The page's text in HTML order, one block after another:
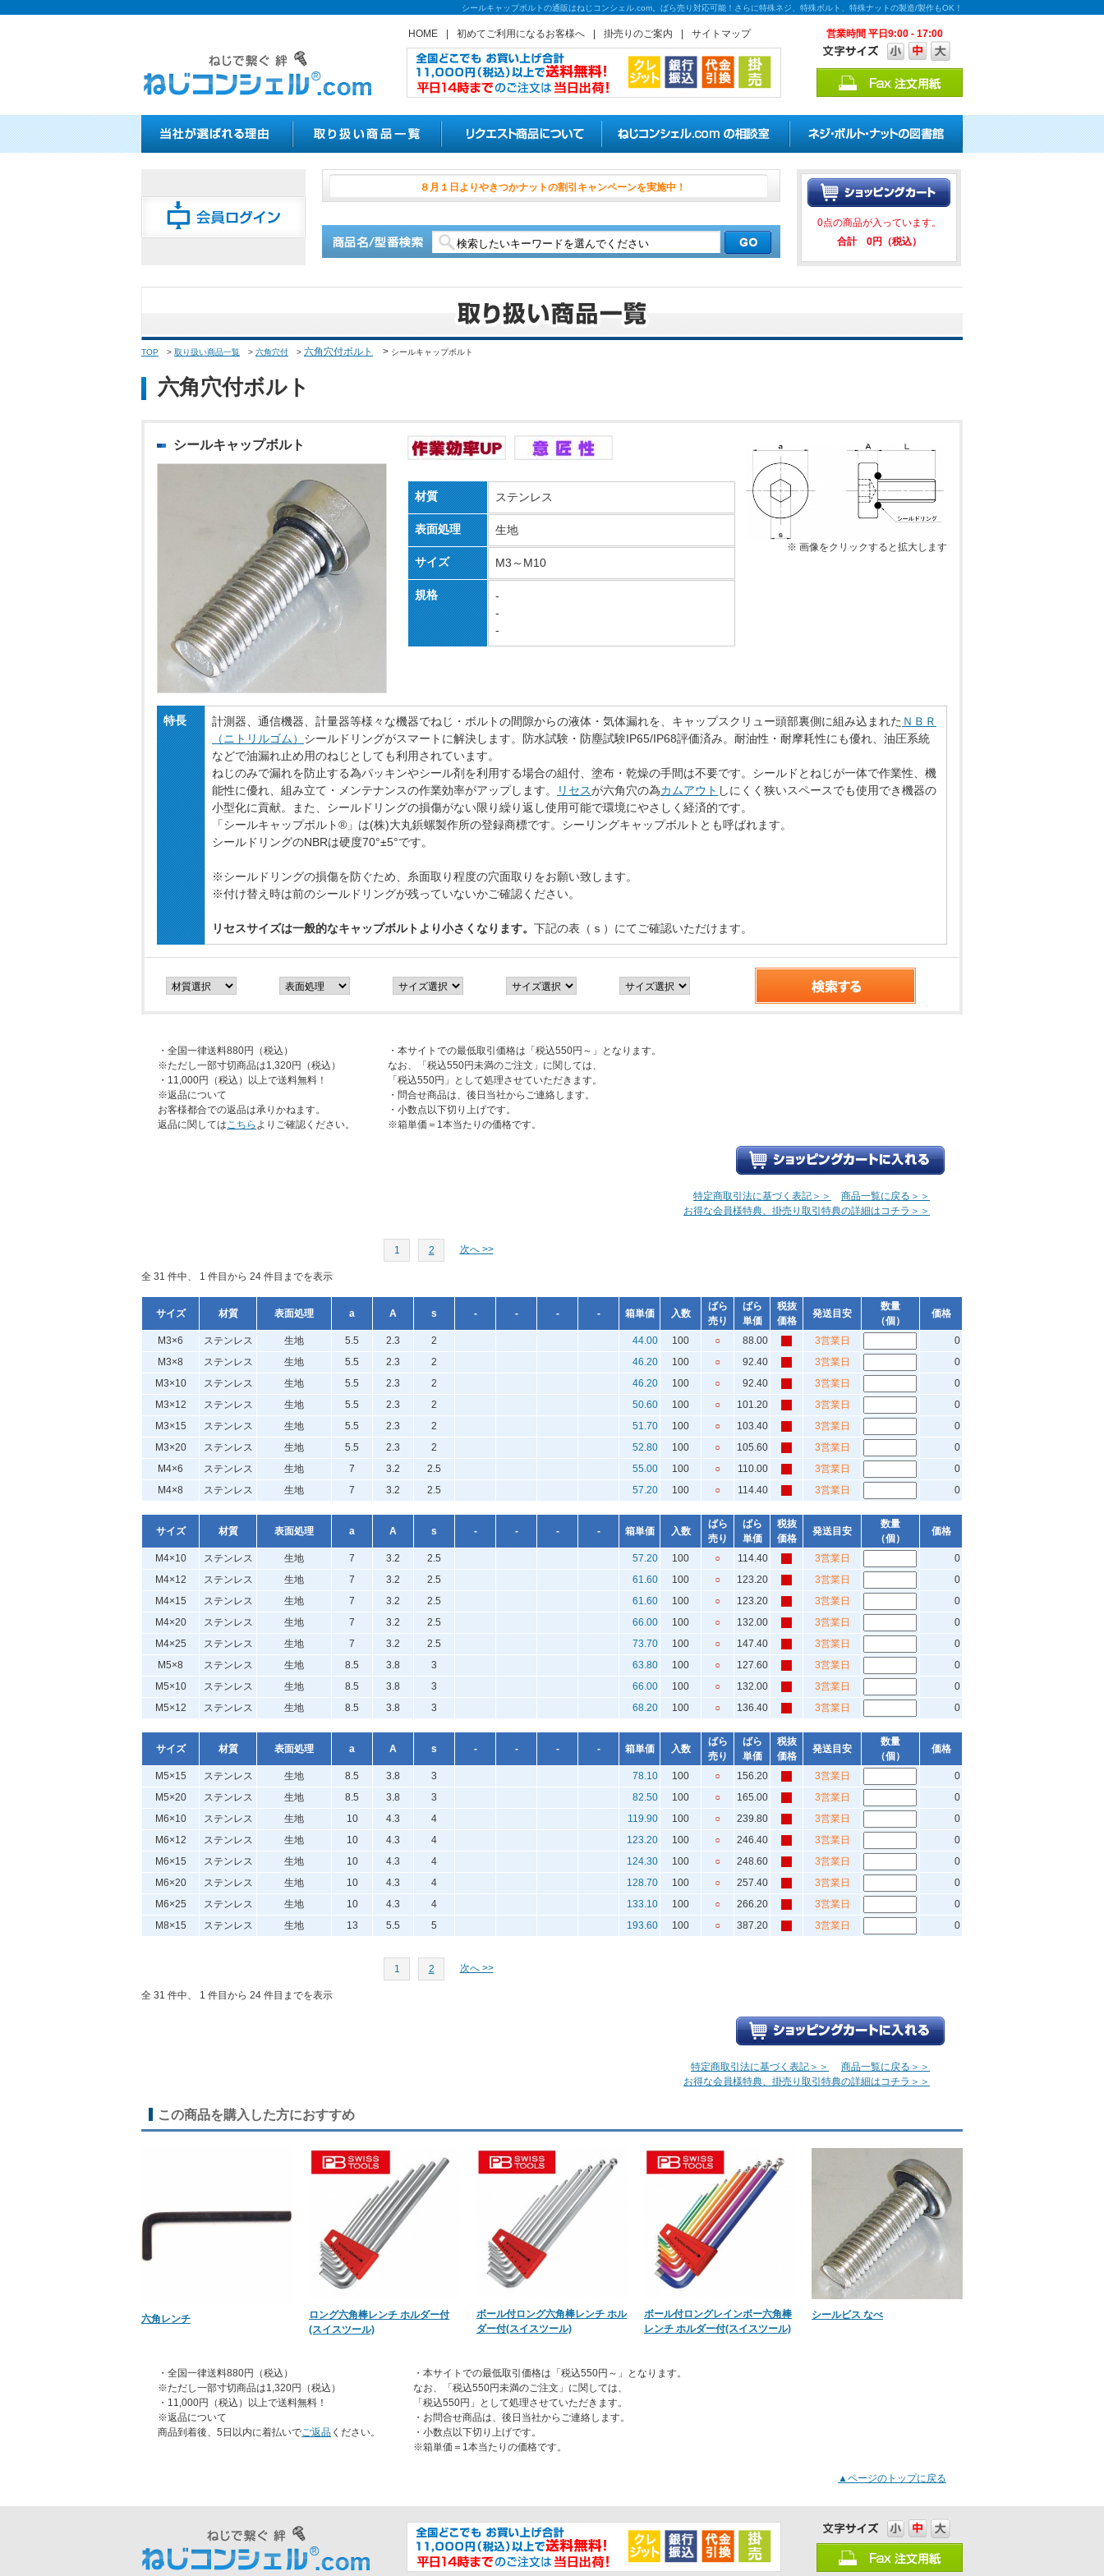
シールキャップボルトの通販はねじコンシェル.com。ばら売り対応可能！さらに特殊ネジ、特殊ボルト、特殊ナットの製造/製作もOK！
HOME 初めてご利用になるお客様へ 掛売りのご案内 サイトマップ 営業時間 平日9:00 - 17:00
８月１日よりやきつかナットの割引キャンペーンを実施中！
0点の商品が入っています。
合計 0円（税込）
TOP > 取り扱い商品一覧 > 六角穴付 > 六角穴付ボルト > シールキャップボルト
六角穴付ボルト
シールキャップボルト
材質 ステンレス
表面処理 生地
サイズ M3～M10
規格
-
-
-
※ 画像をクリックすると拡大します
特長 計測器、通信機器、計量器等様々な機器でねじ・ボルトの間隙からの液体・気体漏れを、キャップスクリュー頭部裏側に組み込まれた ＮＢＲ
（ニトリルゴム） シールドリングがスマートに解決します。防水試験・防塵試験IP65/IP68評価済み。耐油性・耐摩耗性にも優れ、油圧系統
などで油漏れ止め用のねじとしても利用されています。
ねじのみで漏れを防止する為パッキンやシール剤を利用する場合の組付、塗布・乾燥の手間は不要です。シールドとねじが一体で作業性、機
能性に優れ、組み立て・メンテナンスの作業効率がアップします。
リセスが六角穴の為カムアウト しにくく狭いスペースでも使用でき機器の
小型化に貢献。また、シールドリングの損傷がない限り繰り返し使用可能で環境にやさしく経済的です。
「シールキャップボルト®」は(株)大丸鋲螺製作所の登録商標です。シーリングキャップボルトとも呼ばれます。
シールドリングのNBRは硬度70°±5°です。
※シールドリングの損傷を防ぐため、糸面取り程度の穴面取りをお願い致します。
※付け替え時は前のシールドリングが残っていないかご確認ください。
リセスサイズは一般的なキャップボルトより小さくなります。 下記の表（ｓ）にてご確認いただけます。
・全国一律送料880円（税込）
※ただし一部寸切商品は1,320円（税込）
・11,000円（税込）以上で送料無料！
※返品について
お客様都合での返品は承りかねます。
返品に関してはこちら よりご確認ください。
・本サイトでの最低取引価格は「税込550円～」となります。
なお、「税込550円未満のご注文」に関しては、
「税込550円」として処理させていただきます。
・問合せ商品は、後日当社からご連絡します。
・小数点以下切り上げです。
※箱単価＝1本当たりの価格です。
特定商取引法に基づく表記＞＞
商品一覧に戻る＞＞
お得な会員様特典、掛売り取引特典の詳細はコチラ＞＞
1 2 次へ >>
全 31 件中、 1 件目から 24 件目までを表示
サイズ 材質 表面処理 a A s - - - - 箱単価 入数
ばら
売り
ばら
単価
税抜
価格
発送目安
数量
（個）
価格
M3×6 ステンレス 生地 5.5 2.3 2 44.00 100 ○ 88.00 3営業日
0
M3×8
ステンレス 生地 5.5 2.3 2 46.20 100 ○ 92.40 3営業日
0
M3×10
ステンレス 生地 5.5 2.3 2 46.20 100 ○ 92.40 3営業日
0
M3×12
ステンレス 生地 5.5 2.3 2 50.60 100 ○ 101.20 3営業日
0
M3×15
ステンレス 生地 5.5 2.3 2 51.70 100 ○ 103.40 3営業日
0
M3×20
ステンレス 生地 5.5 2.3 2 52.80 100 ○ 105.60 3営業日
0
M4×6
ステンレス 生地 7 3.2 2.5 55.00 100 ○ 110.00 3営業日
0
M4×8
ステンレス 生地 7 3.2 2.5 57.20 100 ○ 114.40 3営業日 0
サイズ 材質 表面処理 a A s - - - - 箱単価 入数
ばら
売り
ばら
単価
税抜
価格
発送目安
数量
（個）
価格
M4×10 ステンレス 生地 7 3.2 2.5 57.20 100 ○ 114.40 3営業日
0
M4×12
ステンレス 生地 7 3.2 2.5 61.60 100 ○ 123.20 3営業日
0
M4×15
ステンレス 生地 7 3.2 2.5 61.60 100 ○ 123.20 3営業日
0
M4×20
ステンレス 生地 7 3.2 2.5 66.00 100 ○ 132.00 3営業日
0
M4×25
ステンレス 生地 7 3.2 2.5 73.70 100 ○ 147.40 3営業日
0
M5×8
ステンレス 生地 8.5 3.8 3 63.80 100 ○ 127.60 3営業日
0
M5×10
ステンレス 生地 8.5 3.8 3 66.00 100 ○ 132.00 3営業日
0
M5×12
ステンレス 生地 8.5 3.8 3 68.20 100 ○ 136.40 3営業日 0
サイズ 材質 表面処理 a A s - - - - 箱単価 入数
ばら
売り
ばら
単価
税抜
価格
発送目安
数量
（個）
価格
M5×15 ステンレス 生地 8.5 3.8 3 78.10 100 ○ 156.20 3営業日
0
M5×20
ステンレス 生地 8.5 3.8 3 82.50 100 ○ 165.00 3営業日
0
M6×10
ステンレス 生地 10 4.3 4 119.90 100 ○ 239.80 3営業日
0
M6×12
ステンレス 生地 10 4.3 4 123.20 100 ○ 246.40 3営業日
0
M6×15
ステンレス 生地 10 4.3 4 124.30 100 ○ 248.60 3営業日
0
M6×20
ステンレス 生地 10 4.3 4 128.70 100 ○ 257.40 3営業日
0
M6×25
ステンレス 生地 10 4.3 4 133.10 100 ○ 266.20 3営業日
0
M8×15
ステンレス 生地 13 5.5 5 193.60 100 ○ 387.20 3営業日 0
1 2 次へ >>
全 31 件中、 1 件目から 24 件目までを表示
特定商取引法に基づく表記＞＞
商品一覧に戻る＞＞
お得な会員様特典、掛売り取引特典の詳細はコチラ＞＞
この商品を購入した方におすすめ
六角レンチ
ロング六角棒レンチ ホルダー付
(スイスツール)
ボール付ロング六角棒レンチ ホル
ダー付(スイスツール)
ボール付ロングレインボー六角棒
レンチ ホルダー付(スイスツール)
シールビス なべ
・全国一律送料880円（税込）
※ただし一部寸切商品は1,320円（税込）
・11,000円（税込）以上で送料無料！
※返品について
商品到着後、5日以内に着払いでご返品 ください。
・本サイトでの最低取引価格は「税込550円～」となります。
なお、「税込550円未満のご注文」に関しては、
「税込550円」として処理させていただきます。
・お問合せ商品は、後日当社からご連絡します。
・小数点以下切り上げです。
※箱単価＝1本当たりの価格です。
▲ページのトップに戻る